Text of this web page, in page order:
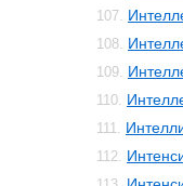
107.
108.
109.
110.
111.
112.